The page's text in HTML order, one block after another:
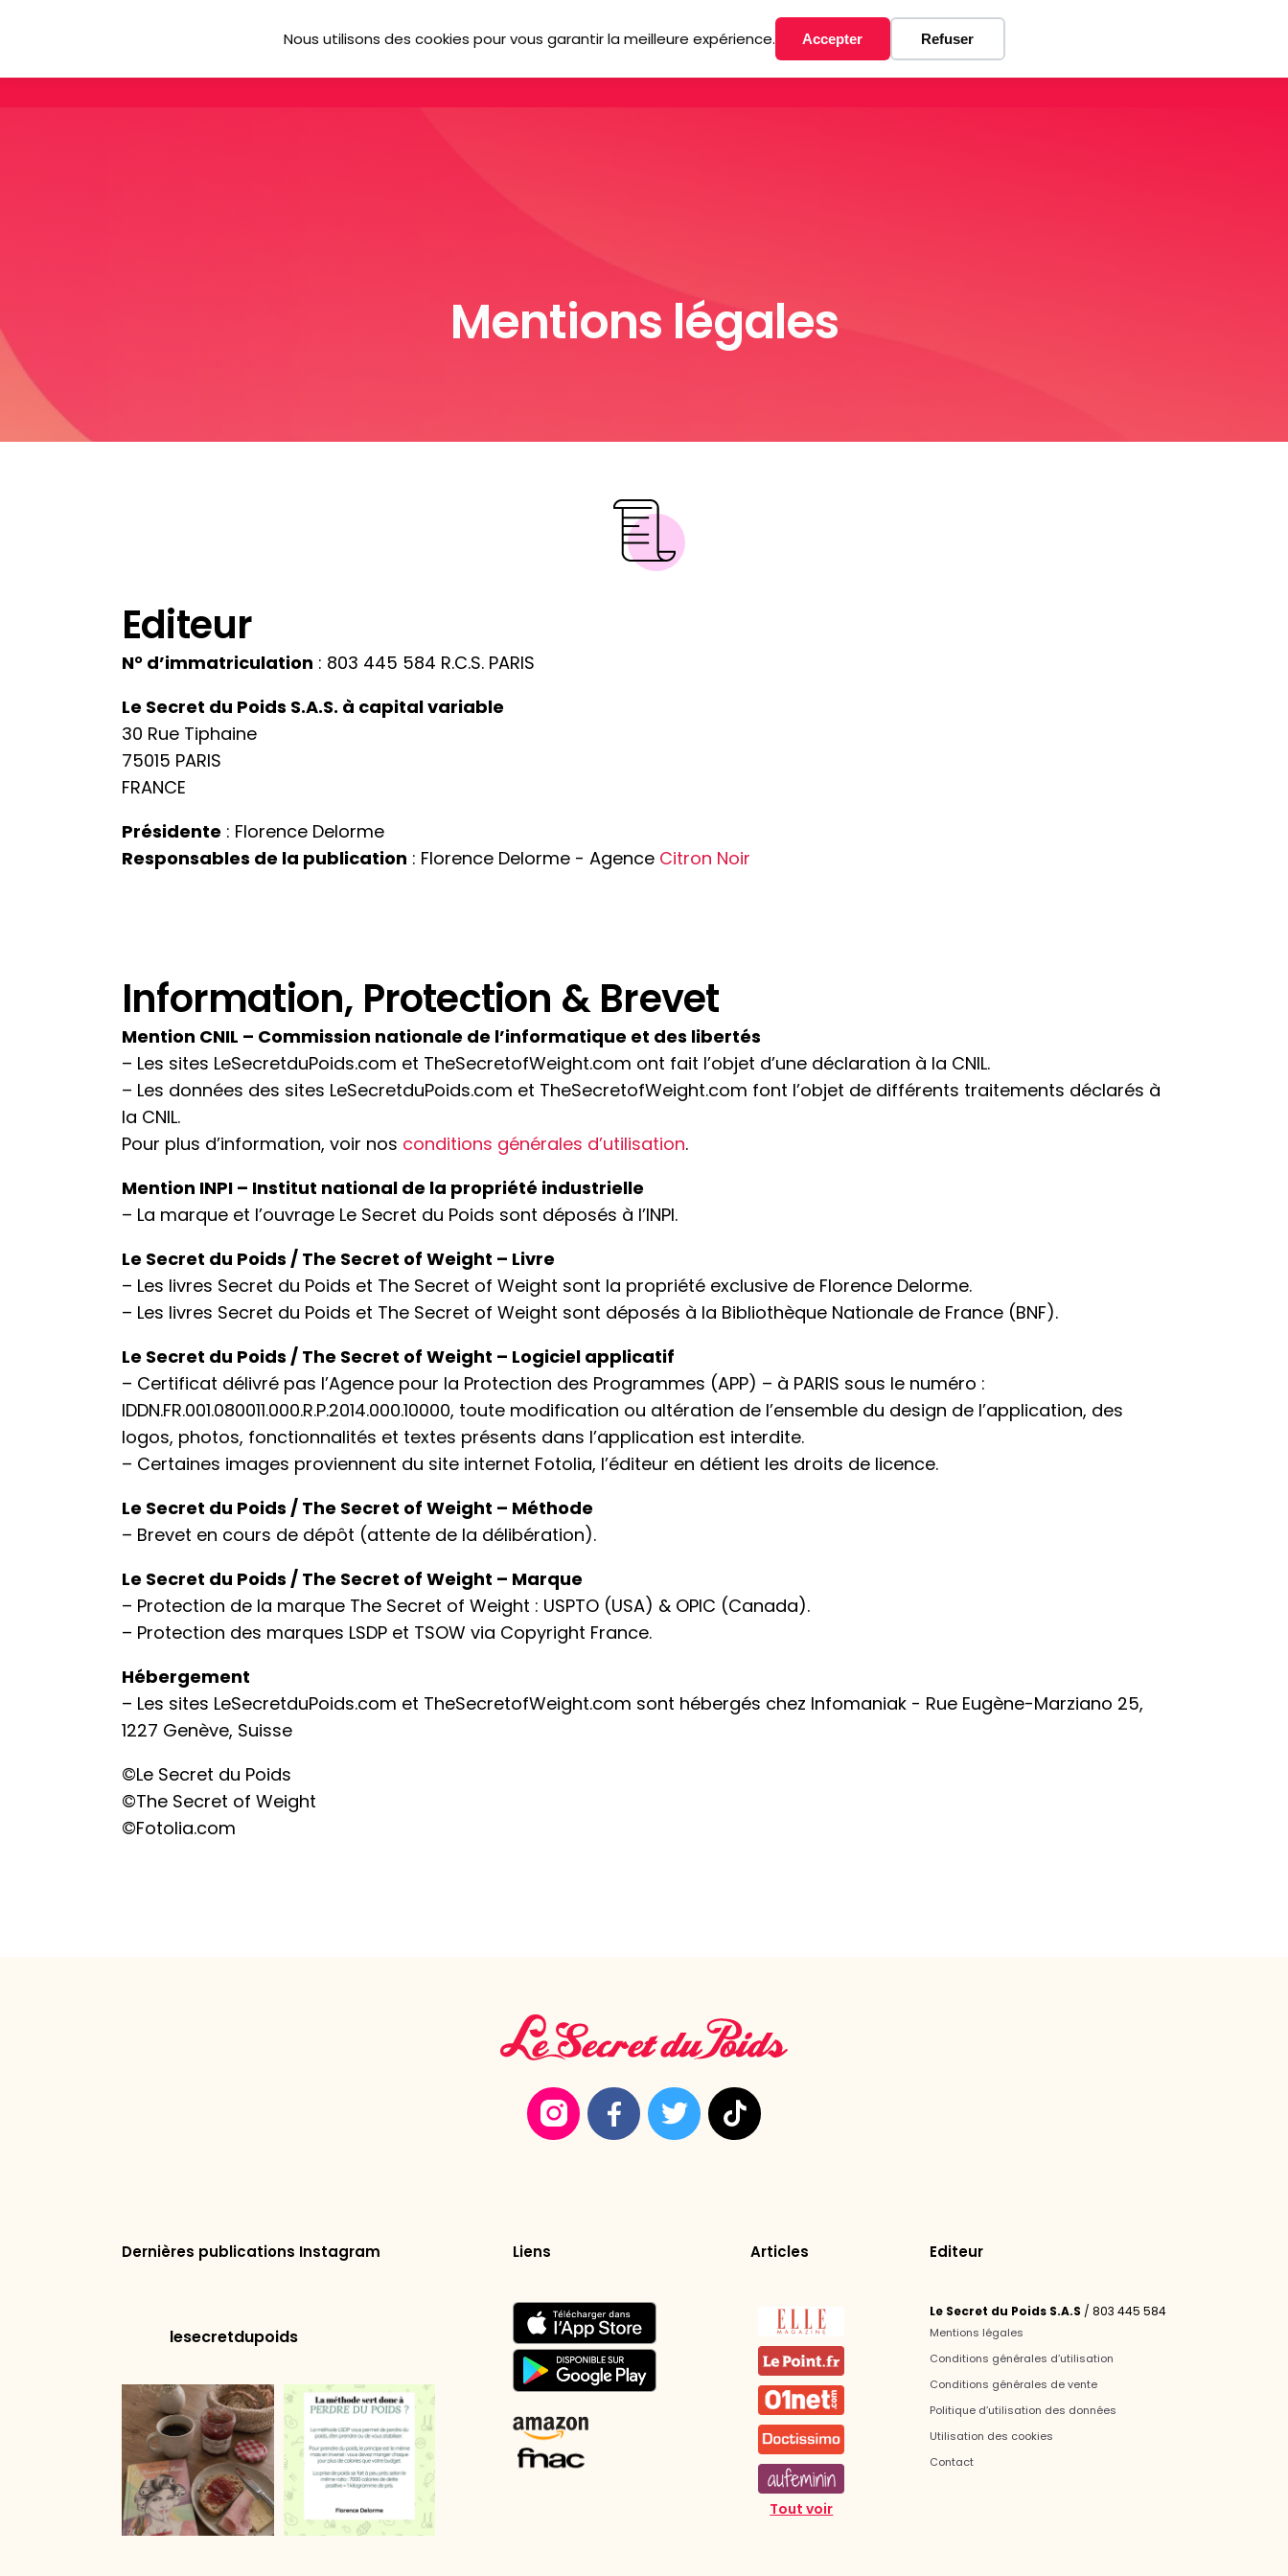
Nous utilisons des cookies pour vous garantir la meilleure expérience. Accepter Refuser
La méthode LSDP L’appli Articles Contact
Mentions légales
Editeur
N° d’immatriculation : 803 445 584 R.C.S. PARIS
Le Secret du Poids S.A.S. à capital variable
30 Rue Tiphaine
75015 PARIS
FRANCE
Présidente : Florence Delorme
Responsables de la publication : Florence Delorme - Agence Citron Noir
Information, Protection & Brevet
Mention CNIL – Commission nationale de l’informatique et des libertés
– Les sites LeSecretduPoids.com et TheSecretofWeight.com ont fait l’objet d’une déclaration à la CNIL.
– Les données des sites LeSecretduPoids.com et TheSecretofWeight.com font l’objet de différents traitements déclarés à
la CNIL.
Pour plus d’information, voir nos conditions générales d’utilisation.
Mention INPI – Institut national de la propriété industrielle
– La marque et l’ouvrage Le Secret du Poids sont déposés à l’INPI.
Le Secret du Poids / The Secret of Weight – Livre
– Les livres Secret du Poids et The Secret of Weight sont la propriété exclusive de Florence Delorme.
– Les livres Secret du Poids et The Secret of Weight sont déposés à la Bibliothèque Nationale de France (BNF).
Le Secret du Poids / The Secret of Weight – Logiciel applicatif
– Certificat délivré pas l’Agence pour la Protection des Programmes (APP) – à PARIS sous le numéro :
IDDN.FR.001.080011.000.R.P.2014.000.10000, toute modification ou altération de l’ensemble du design de l’application, des
logos, photos, fonctionnalités et textes présents dans l’application est interdite.
– Certaines images proviennent du site internet Fotolia, l’éditeur en détient les droits de licence.
Le Secret du Poids / The Secret of Weight – Méthode
– Brevet en cours de dépôt (attente de la délibération).
Le Secret du Poids / The Secret of Weight – Marque
– Protection de la marque The Secret of Weight : USPTO (USA) & OPIC (Canada).
– Protection des marques LSDP et TSOW via Copyright France.
Hébergement
– Les sites LeSecretduPoids.com et TheSecretofWeight.com sont hébergés chez Infomaniak - Rue Eugène-Marziano 25,
1227 Genève, Suisse
©Le Secret du Poids
©The Secret of Weight
©Fotolia.com
Dernières publications Instagram
lesecretdupoids
Liens Articles
Tout voir
Editeur
Le Secret du Poids S.A.S / 803 445 584
Mentions légales
Conditions générales d’utilisation
Conditions générales de vente
Politique d’utilisation des données
Utilisation des cookies
Contact